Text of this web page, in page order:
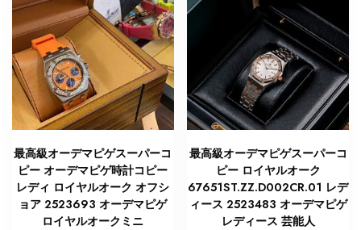
最高級オーデマピゲスーパーコ
ピー オーデマピゲ時計コピー
レディ ロイヤルオーク オフシ
ョア 2523693 オーデマピゲ
ロイヤルオークミニ
最高級オーデマピゲスーパーコ
ピー ロイヤルオーク
67651ST.ZZ.D002CR.01 レデ
ィース 2523483 オーデマピゲ
レディース 芸能人